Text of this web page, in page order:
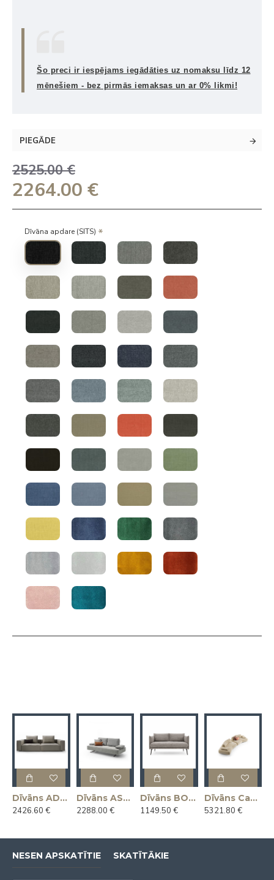
Šo preci ir iespējams iegādāties uz nomaksu līdz 12
mēnešiem - bez pirmās iemaksas un ar 0% likmi!
PIEGĀDE
2264.00 €
2525.00 €
Dīvāna apdare (SITS)
Dīvāns ADAM 266x104x65h (Ražots Itālijā)
2426.60 €
Dīvāns ASSO 225x112x92h (Ražots Itālijā)
2288.00 €
Dīvāns BOON 145x81x78h (Ražots Itālijā)
1149.50 €
Dīvāns Capriccio 412x130x45h (Ražots Itālijā)
5321.80 €
NESEN APSKATĪTIE SKATĪTĀKIE